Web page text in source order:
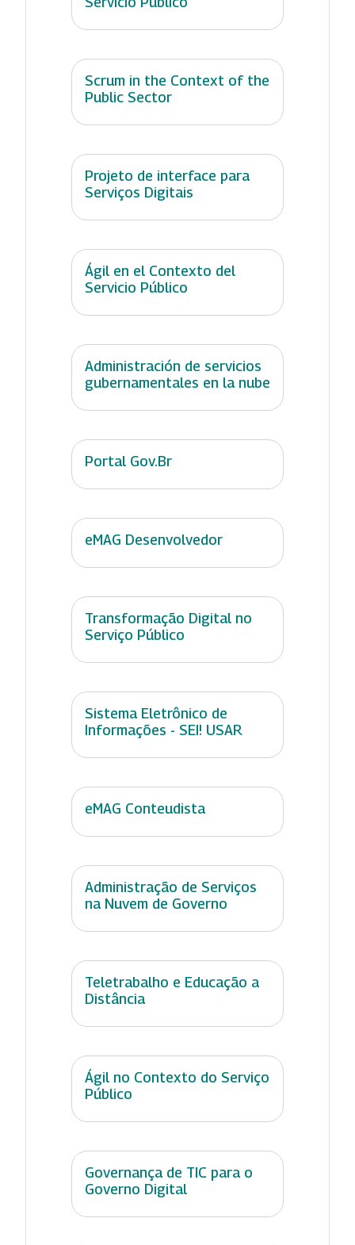
Scrum in the Context of the
Public Sector
Projeto de interface para
Serviços Digitais
Ágil en el Contexto del
Servicio Público
Administración de servicios
gubernamentales en la nube
Portal Gov.Br
eMAG Desenvolvedor
Transformação Digital no
Serviço Público
Sistema Eletrônico de
Informações - SEI! USAR
eMAG Conteudista
Administração de Serviços
na Nuvem de Governo
Teletrabalho e Educação a
Distância
Ágil no Contexto do Serviço
Público
Governança de TIC para o
Governo Digital